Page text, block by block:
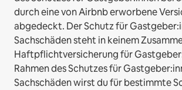
durch eine von Airbnb erworbene
abgedeckt. Der Schutz für
Sachschäden steht in keinem
Haftpflichtversicherung für
Rahmen des Schutzes für
Sachschäden wirst du für bestimmte